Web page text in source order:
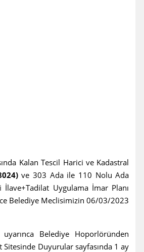
Kalan Tescil Harici ve Kadastral
ve 303 Ada ile 110 Nolu Ada
Uygulama İmar Planı
Belediye Meclisimizin 06/03/2023
Belediye Hoporlöründen
Duyurular sayfasında 1 ay